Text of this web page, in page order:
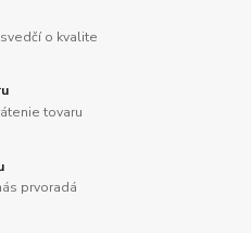
o kvalite
tovaru
prvoradá